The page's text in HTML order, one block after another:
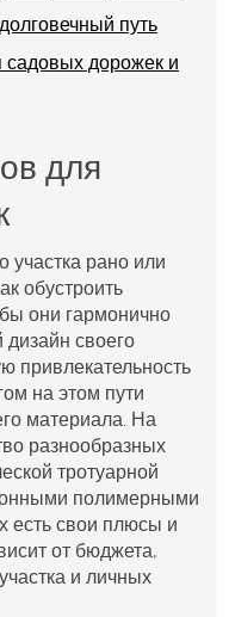
путь
дорожек и
для
участка рано или
обустроить
они гармонично
своего
привлекательность
на этом пути
материала. На
разнообразных
тротуарной
полимерными
есть свои плюсы и
от бюджета,
и личных